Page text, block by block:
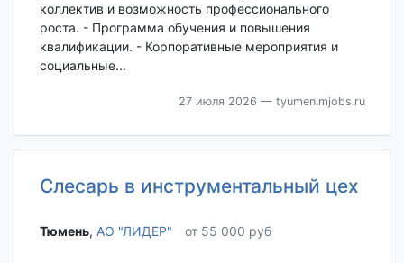
коллектив и возможность профессионального
роста. - Программа обучения и повышения
квалификации. - Корпоративные мероприятия и
социальные...
27 июля 2026 — tyumen.mjobs.ru
Слесарь в инструментальный цех
Тюмень‎, АО "ЛИДЕР" от 55 000 руб